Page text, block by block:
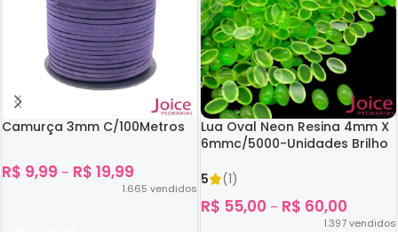
Camurça 3mm C/100Metros
R$ 9,99 – R$ 19,99
1.665 vendidos
Lua Oval Neon Resina 4mm X
6mmc/5000-Unidades Brilho
5
(1)
R$ 55,00 – R$ 60,00
1.397vendidos